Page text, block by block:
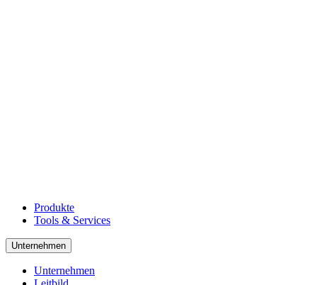
Produkte
Tools & Services
Unternehmen
Unternehmen